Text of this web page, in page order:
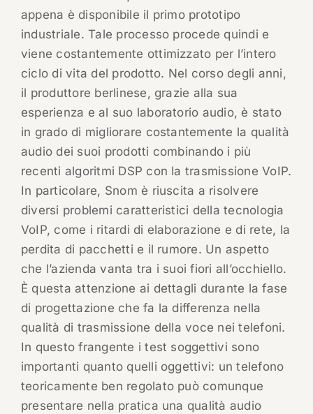
appena è disponibile il primo prototipo
industriale. Tale processo procede quindi e
viene costantemente ottimizzato per l’intero
ciclo di vita del prodotto. Nel corso degli anni,
il produttore berlinese, grazie alla sua
esperienza e al suo laboratorio audio, è stato
in grado di migliorare costantemente la qualità
audio dei suoi prodotti combinando i più
recenti algoritmi DSP con la trasmissione VoIP.
In particolare, Snom è riuscita a risolvere
diversi problemi caratteristici della tecnologia
VoIP, come i ritardi di elaborazione e di rete, la
perdita di pacchetti e il rumore. Un aspetto
che l’azienda vanta tra i suoi fiori all’occhiello.
È questa attenzione ai dettagli durante la fase
di progettazione che fa la differenza nella
qualità di trasmissione della voce nei telefoni.
In questo frangente i test soggettivi sono
importanti quanto quelli oggettivi: un telefono
teoricamente ben regolato può comunque
presentare nella pratica una qualità audio